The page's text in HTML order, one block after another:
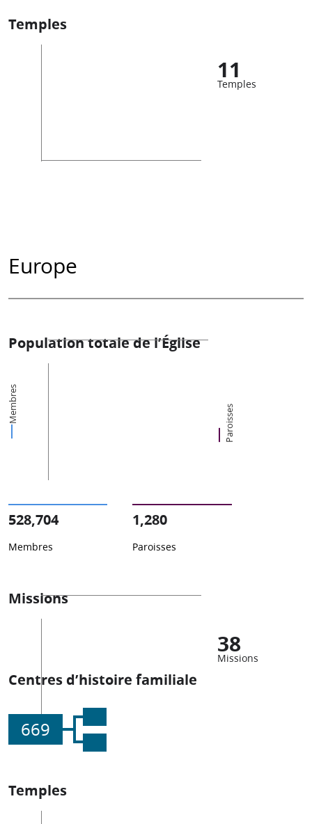
Temples
11
Temples
Europe
Population totale de l’Église
Membres Paroisses
528,704
Membres
1,280
Paroisses
Missions
38
Missions
Centres d’histoire familiale
669
Temples